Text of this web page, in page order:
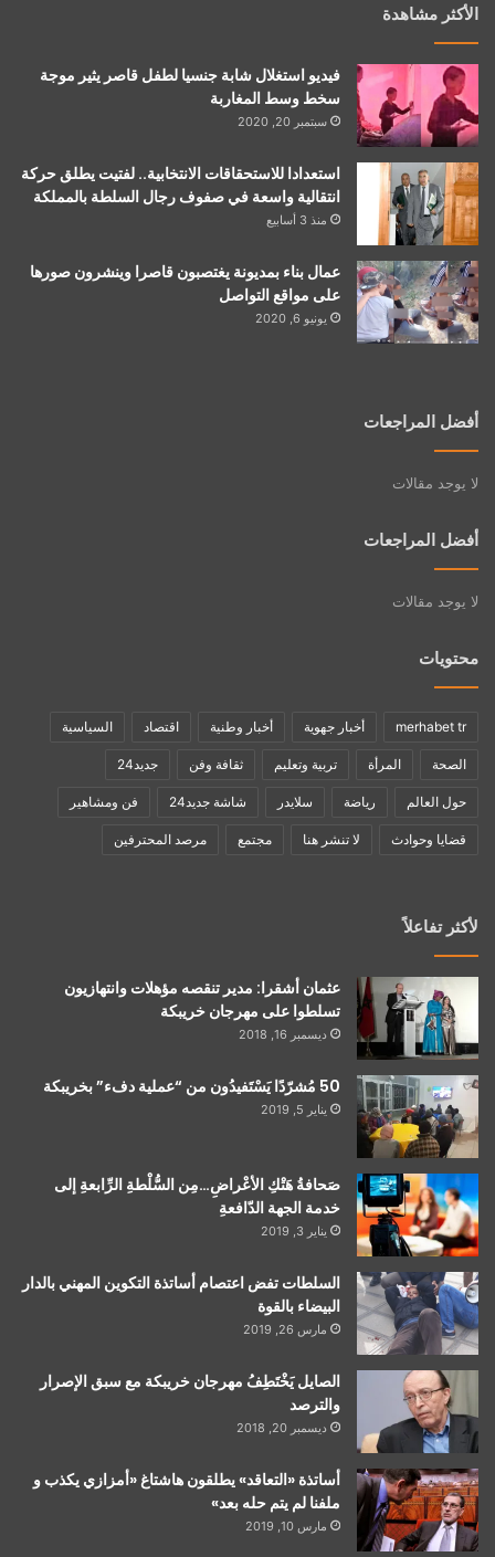
الأكثر مشاهدة
فيديو استغلال شابة جنسيا لطفل قاصر يثير موجة
سخط وسط المغاربة
سبتمبر 20, 2020
استعدادا للاستحقاقات الانتخابية.. لفتيت يطلق حركة
انتقالية واسعة في صفوف رجال السلطة بالمملكة
منذ 3 أسابيع
عمال بناء بمديونة يغتصبون قاصرا وينشرون صورها
على مواقع التواصل
يونيو 6, 2020
أفضل المراجعات
لا يوجد مقالات
أفضل المراجعات
لا يوجد مقالات
محتويات
merhabet tr أخبار جهوية أخبار وطنية اقتصاد السياسية
الصحة المرأة تربية وتعليم ثقافة وفن جديد24
حول العالم رياضة سلايدر شاشة جديد24 فن ومشاهير
قضايا وحوادث لا تنشر هنا مجتمع مرصد المحترفين
لأكثر تفاعلاً
عثمان أشقرا: مدير تنقصه مؤهلات وانتهازيون
تسلطوا على مهرجان خريبكة
ديسمبر 16, 2018
50 مُشرّدًا يَسْتَفيدُون من “عملية دفء” بخريبكة
يناير 5, 2019
صَحافةُ هَتْكِ الأعْراضِ…مِن السُّلْطةِ الرِّابعةِ إلى
خدمة الجهة الدّافعةِ
يناير 3, 2019
السلطات تفض اعتصام أساتذة التكوين المهني بالدار
البيضاء بالقوة
مارس 26, 2019
الصايل يَخْتَطِفُ مهرجان خريبكة مع سبق الإصرار
والترصد
ديسمبر 20, 2018
أساتذة «التعاقد» يطلقون هاشتاغ «أمزازي يكذب و
ملفنا لم يتم حله بعد»
مارس 10, 2019